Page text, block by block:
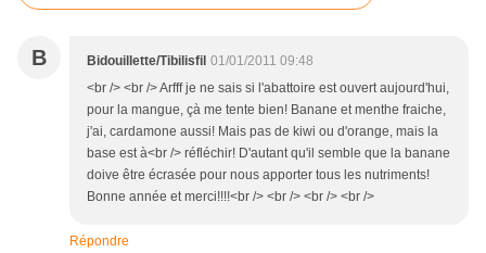
B Bidouillette/Tibilisfil 01/01/2011 09:48
<br /> <br /> Arfff je ne sais si l'abattoire est ouvert aujourd'hui,
pour la mangue, çà me tente bien! Banane et menthe fraiche,
j'ai, cardamone aussi! Mais pas de kiwi ou d'orange, mais la
base est à<br /> réfléchir! D'autant qu'il semble que la banane
doive être écrasée pour nous apporter tous les nutriments!
Bonne année et merci!!!!<br /> <br /> <br /> <br />
Répondre